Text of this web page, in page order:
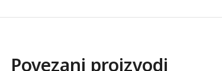
Povezani proizvodi